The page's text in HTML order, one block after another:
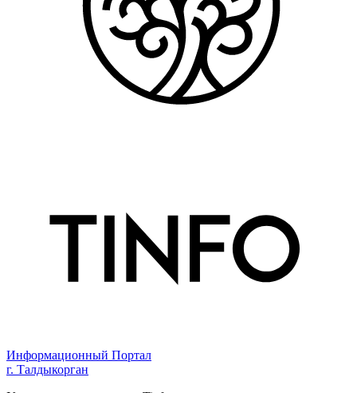
Информационный Портал
г. Талдыкорган